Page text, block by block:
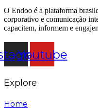
O Endoo é a plataforma
corporativo e comunicação
capacitem, informem e
Youtube
Explore
Home